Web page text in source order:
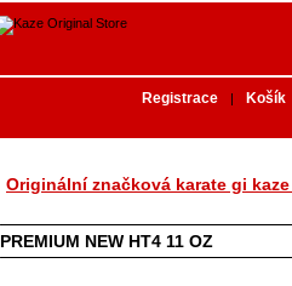
Registrace | Košík
Originální značková karate gi kaze
PREMIUM NEW HT4 11 OZ